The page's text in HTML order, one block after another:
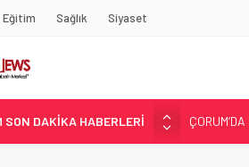
Eğitim Sağlık Siyaset
SON DAKİKA HABERLERİ
ASLAN,
SIR